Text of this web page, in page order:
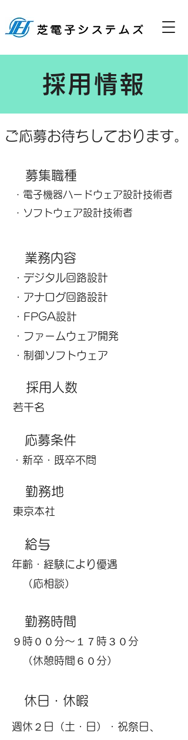
採用情報
ご応募お待ちしております。
​募集職種
・電子機器ハードウェア設計技術者
・ソフトウェア設計技術者
業務内容
・デジタル回路設計
・アナログ回路設計
・FPGA設計
・ファームウェア開発
​・制御ソフトウェア
採用人数
​若干名
応募条件
・新卒・既卒不問
​勤務地
​東京本社
給与
年齢・経験により優遇
（応相談）
勤務時間
​９時００分～１７時３０分
（休憩時間６０分）
​休日・休暇
​週休２日（土・日）・祝祭日、